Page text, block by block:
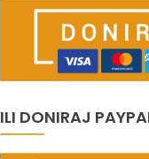
ILI DONIRAJ